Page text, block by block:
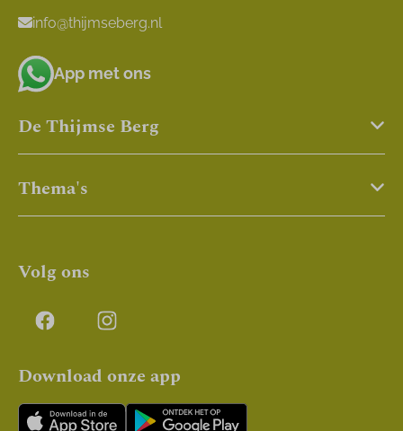
info@thijmseberg.nl
App met ons
De Thijmse Berg
Thema's
Volg ons
Download onze app